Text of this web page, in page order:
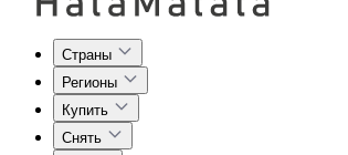
Страны
Регионы
Купить
Снять